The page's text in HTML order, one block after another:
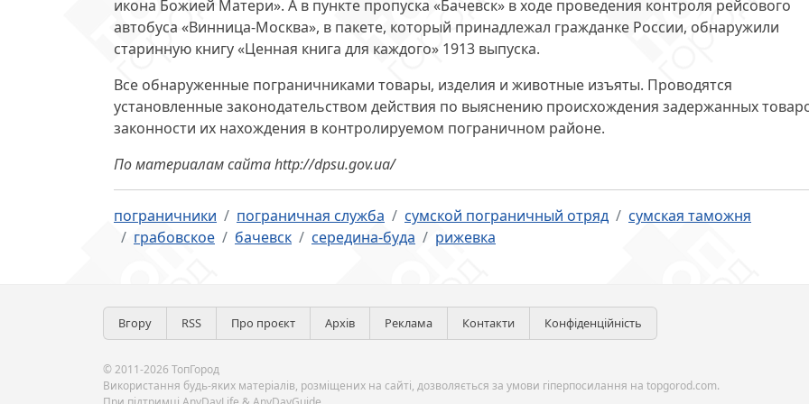
икона Божией Матери». А в пункте пропуска «Бачевск» в ходе проведения контроля рейсового
автобуса «Винница-Москва», в пакете, который принадлежал гражданке России, обнаружили
старинную книгу «Ценная книга для каждого» 1913 выпуска.
Все обнаруженные пограничниками товары, изделия и животные изъяты. Проводятся
установленные законодательством действия по выяснению происхождения задержанных
законности их нахождения в контролируемом пограничном районе.
По материалам сайта http://dpsu.gov.ua/
пограничники пограничная служба сумской пограничный отряд
сумская таможня
грабовское
бачевск середина-буда рижевка
Вгору RSS Про проєкт Архів Реклама Контакти Конфіденційність
© 2011-2026 ТопГород
Використання будь-яких матеріалів, розміщених на сайті, дозволяється за умови гіперпосилання на topgorod.com.